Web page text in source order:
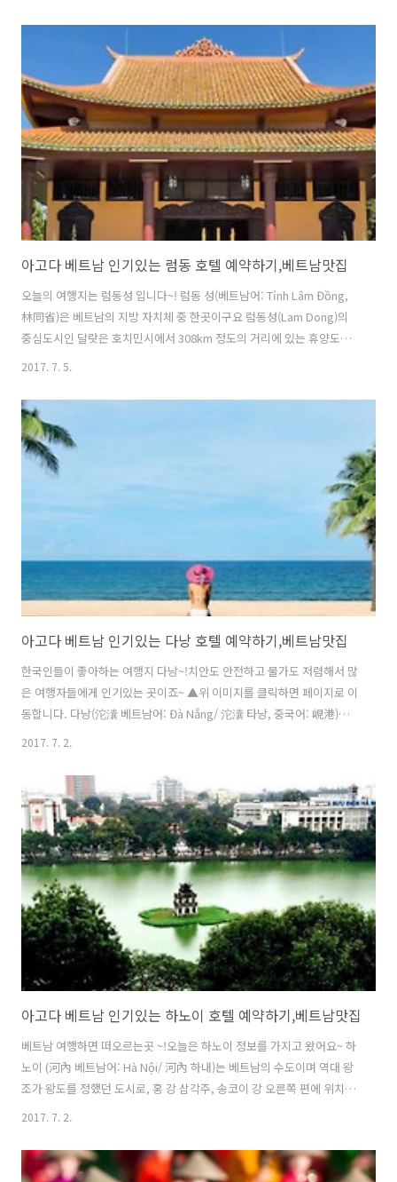
관광을 즐긴다고 해요그밖에 롱하이 해변, 호짬 해변, 호꼭 해변이 있어
요~ 붕따루는 열대우림기후로 건기와 우기가 있구요우기는 3월부터 시
작하여 10월까지, 건기는 11월부터 4월까지랍니다. 평균 기온은 약 27
도이며 가장 낮은 때는 24.8도에서 가장 높은 때는 28.6도까지 올라간다
고 해요 ▲위 이미지를 클릭하면 페이지로 이동합니다. 붕따우 맛집 Ố..
아고다 베트남 인기있는 럼동 호텔 예약하기,베트남맛집
오늘의 여행지는 럼동성 입니다~! 럼동 성(베트남어: Tỉnh Lâm Đồng,
林同省)은 베트남의 지방 자치체 중 한곳이구요 럼동성(Lam Dong)의
중심도시인 달랏은 호치민시에서 308km 정도의 거리에 있는 휴양도시
입니다. ▲위 이미지를 클릭하면 페이지로 이동합니다. 달랏은 피서지로
고 해요.시원하고 공원 같은 푸른 환경으로베트남인들의 신혼여행지로
손꼽히는 휴양도시라고 합니다 달랏은 소나무 숲과 접해있는 쑤안 흐엉
호수(Ho Xuan Huong), 탄터(Than Tho),야 티엔(Da Thien),그리고 투
엔 람(Thuyen Lam)과 같은 많은 자연 호수와 인공호수가 있고요~ 달랏
의 기후는 난초,장미,백합,동백과 같은 꽃들이 서식하기..
2017. 7. 5.
아고다 베트남 인기있는 다낭 호텔 예약하기,베트남맛집
한국인들이 좋아하는 여행지 다낭~!치안도 안전하고 물가도 저렴해서 많
은 여행자들에게 인기있는 곳이죠~ ▲위 이미지를 클릭하면 페이지로 이
동합니다. 다낭(沱灢 베트남어: Đà Nẵng/ 沱灢 타낭, 중국어: 峴港)은
베트남 중남부 지역의 최대 상업 및 항구도시로서베트남에서 호찌민 시,
페이지로 이동합니다. 다낭의 날씨는 보통 3월~5월 사이는 한낮에 바다
와 수영장등 어디든 휴양을 즐길 수 있으며,아침 저녁으로 시원한 바람이
불어 선선한 편입니다.이때가 여행하기 가장 좋은 때랍니다. 12월에서 2
월 사이에는 맑은 파란 하늘을 볼 수 있으나, 흐린 날은 날씨가 추워 수영
을 할 수 없어 여행하기는 보통 입니다. 6월에서 8월사이에는 너무 더..
2017. 7. 2.
아고다 베트남 인기있는 하노이 호텔 예약하기,베트남맛집
베트남 여행하면 떠오르는곳 ~!오늘은 하노이 정보를 가지고 왔어요~ 하
노이 (河內 베트남어: Hà Nội/ 河內 하내)는 베트남의 수도이며 역대 왕
조가 왕도를 정했던 도시로, 홍 강 삼각주, 송코이 강 오른쪽 편에 위치하
고 있어요베트남 최대 도시인 호찌민 시에서는 북쪽으로 약 1,760km 떨
후는 전형적인 아열대 습윤기후에요여름에는 덥고 습하지만, 겨울에는
비교적 시원하고 건조한 특징이 있죠 여름은 5월에서 9월까지 이며, 11
2017. 7. 2.